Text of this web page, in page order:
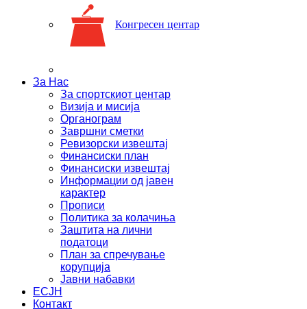
Конгресен центар
За Нас
За спортскиот центар
Визија и мисија
Органограм
Завршни сметки
Ревизорски извештај
Финансиски план
Финансиски извештај
Информации од јавен
карактер
Прописи
Политика за колачиња
Заштита на лични
податоци
План за спречување
корупција
Јавни набавки
ЕСЈН
Контакт